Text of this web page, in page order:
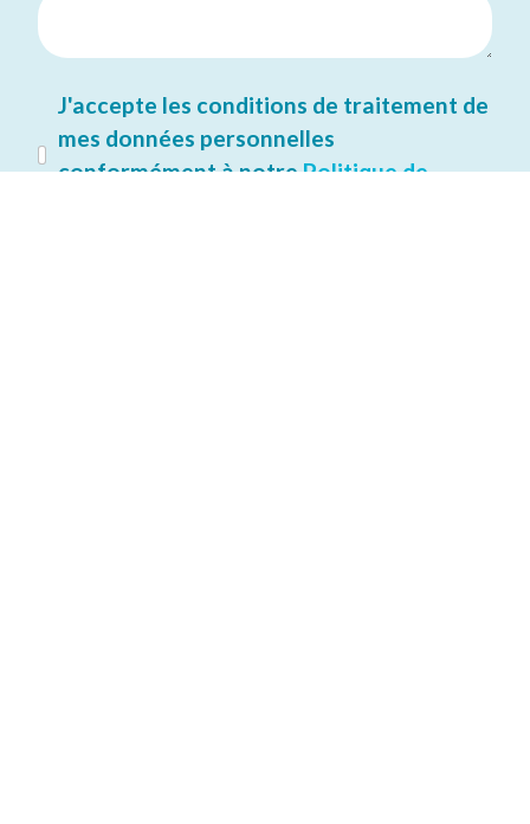
J'accepte les conditions de traitement de
mes données personnelles
conformément à notrePolitique de